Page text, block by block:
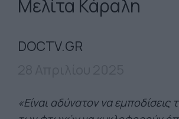
Μελίτα Κάραλη
DOCTV.GR
«Είναι αδύνατον να εμποδίσεις